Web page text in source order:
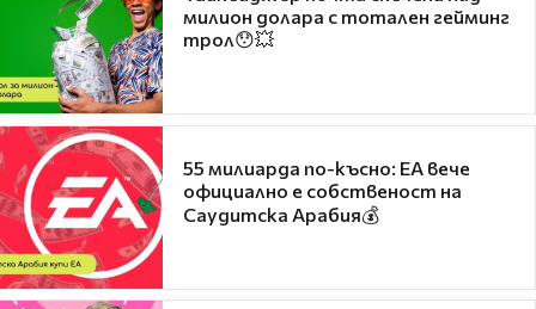
милион долара с тотален гейминг
трол😯💥
55 милиарда по-късно: EA вече
официално е собственост на
Саудитска Арабия💰